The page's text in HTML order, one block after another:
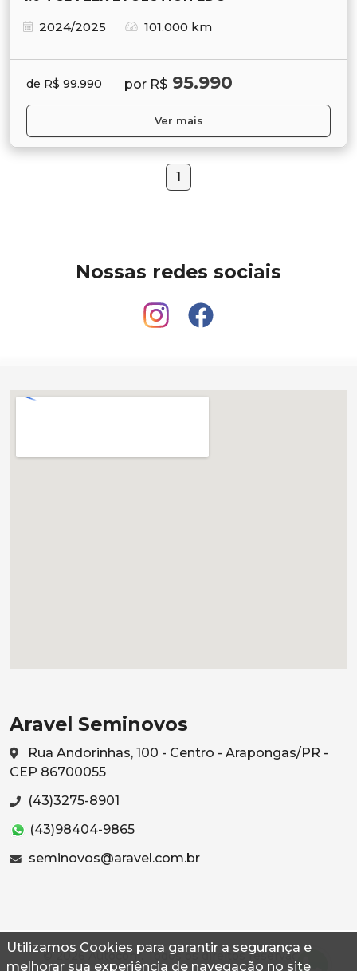
Utilizamos Cookies para garantir a segurança e
melhorar sua experiência de navegação no site
2024/2025
101.000 km
de R$ 99.990 por R$ 95.990
Ver mais
1
Nossas redes sociais
Aravel Seminovos
Rua Andorinhas, 100 - Centro - Arapongas/PR -
CEP 86700055
(43)3275-8901
(43)98404-9865
seminovos@aravel.com.br
© 2026 Autoconf. Todos os direitos reservados.